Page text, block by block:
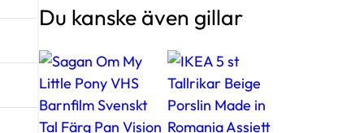
Du kanske även gillar